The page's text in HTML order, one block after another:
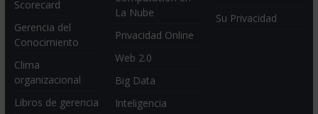
Scorecard
Gerencia del
Conocimiento
Clima
organizacional
Libros de gerencia
La Nube
Privacidad Online
Web 2.0
Big Data
Inteligencia
Su Privacidad